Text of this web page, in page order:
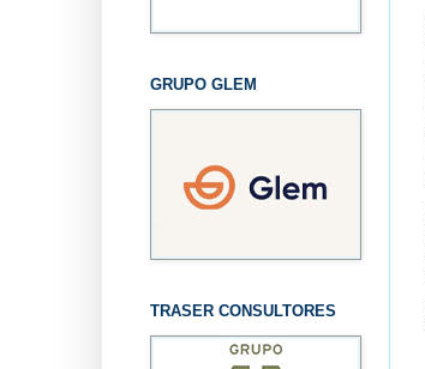
GRUPO GLEM
TRASER CONSULTORES